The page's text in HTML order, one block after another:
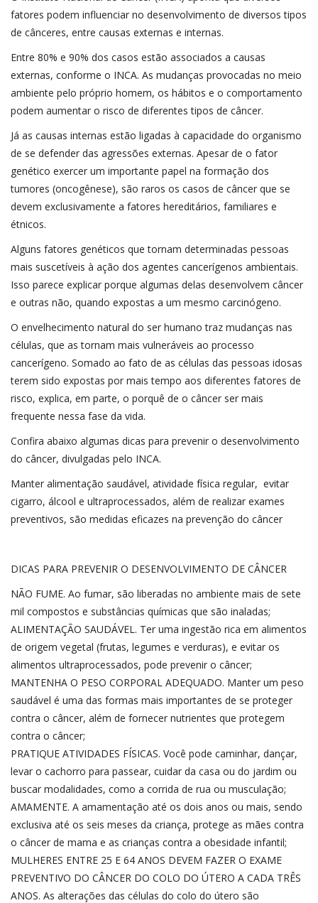
fatores podem influenciar no desenvolvimento de diversos tipos
de cânceres, entre causas externas e internas.
Entre 80% e 90% dos casos estão associados a causas
externas, conforme o INCA. As mudanças provocadas no meio
ambiente pelo próprio homem, os hábitos e o comportamento
podem aumentar o risco de diferentes tipos de câncer.
Já as causas internas estão ligadas à capacidade do organismo
de se defender das agressões externas. Apesar de o fator
genético exercer um importante papel na formação dos
tumores (oncogênese), são raros os casos de câncer que se
devem exclusivamente a fatores hereditários, familiares e
étnicos.
Alguns fatores genéticos que tornam determinadas pessoas
mais suscetíveis à ação dos agentes cancerígenos ambientais.
Isso parece explicar porque algumas delas desenvolvem câncer
e outras não, quando expostas a um mesmo carcinógeno.
O envelhecimento natural do ser humano traz mudanças nas
células, que as tornam mais vulneráveis ao processo
cancerígeno. Somado ao fato de as células das pessoas idosas
terem sido expostas por mais tempo aos diferentes fatores de
risco, explica, em parte, o porquê de o câncer ser mais
frequente nessa fase da vida.
Confira abaixo algumas dicas para prevenir o desenvolvimento
do câncer, divulgadas pelo INCA.
Manter alimentação saudável, atividade física regular, evitar
cigarro, álcool e ultraprocessados, além de realizar exames
preventivos, são medidas eficazes na prevenção do câncer
DICAS PARA PREVENIR O DESENVOLVIMENTO DE CÂNCER
NÃO FUME. Ao fumar, são liberadas no ambiente mais de sete
mil compostos e substâncias químicas que são inaladas;
ALIMENTAÇÃO SAUDÁVEL. Ter uma ingestão rica em alimentos
de origem vegetal (frutas, legumes e verduras), e evitar os
alimentos ultraprocessados, pode prevenir o câncer;
MANTENHA O PESO CORPORAL ADEQUADO. Manter um peso
saudável é uma das formas mais importantes de se proteger
contra o câncer, além de fornecer nutrientes que protegem
contra o câncer;
PRATIQUE ATIVIDADES FÍSICAS. Você pode caminhar, dançar,
levar o cachorro para passear, cuidar da casa ou do jardim ou
buscar modalidades, como a corrida de rua ou musculação;
AMAMENTE. A amamentação até os dois anos ou mais, sendo
exclusiva até os seis meses da criança, protege as mães contra
o câncer de mama e as crianças contra a obesidade infantil;
MULHERES ENTRE 25 E 64 ANOS DEVEM FAZER O EXAME
PREVENTIVO DO CÂNCER DO COLO DO ÚTERO A CADA TRÊS
ANOS. As alterações das células do colo do útero são